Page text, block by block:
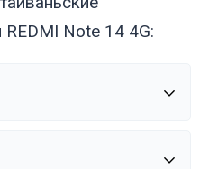
Note 14 4G: